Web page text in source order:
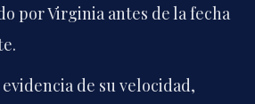
por Virginia antes de la fecha
de su velocidad,